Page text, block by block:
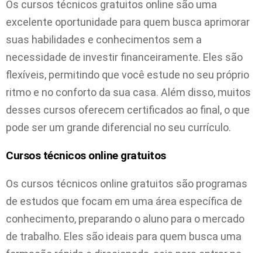
Os cursos técnicos gratuitos online são uma
excelente oportunidade para quem busca aprimorar
suas habilidades e conhecimentos sem a
necessidade de investir financeiramente. Eles são
flexíveis, permitindo que você estude no seu próprio
ritmo e no conforto da sua casa. Além disso, muitos
desses cursos oferecem certificados ao final, o que
pode ser um grande diferencial no seu currículo.
Cursos técnicos online gratuitos
Os cursos técnicos online gratuitos são programas
de estudos que focam em uma área específica de
conhecimento, preparando o aluno para o mercado
de trabalho. Eles são ideais para quem busca uma